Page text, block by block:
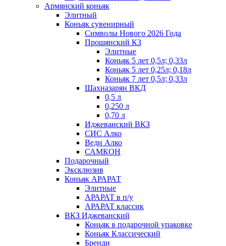
Армянский коньяк
Элитный
Коньяк сувенирный
Символы Нового 2026 Года
Прошянский КЗ
Элитные
Коньяк 5 лет 0,5л; 0,33л
Коньяк 5 лет 0,25л; 0,18л
Коньяк 7 лет 0,5л; 0,33л
Шахназарян ВКД
0,5 л
0,250 л
0,70 л
Иджеванский ВКЗ
СИС Алко
Веди Алко
САМКОН
Подарочный
Эксклюзив
Коньяк АРАРАТ
Элитные
АРАРАТ в п/у
АРАРАТ классик
ВКЗ Иджеванский
Коньяк в подарочной упаковке
Коньяк Классический
Бренди